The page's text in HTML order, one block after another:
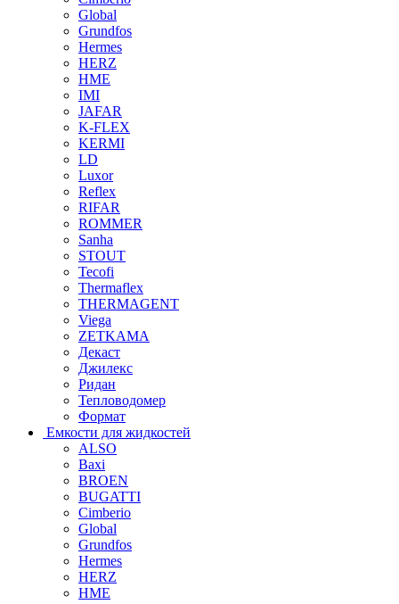
Global
Grundfos
Hermes
HERZ
HME
IMI
JAFAR
K-FLEX
KERMI
LD
Luxor
Reflex
RIFAR
ROMMER
Sanha
STOUT
Tecofi
Thermaflex
THERMAGENT
Viega
ZETKAMA
Декаст
Джилекс
Ридан
Тепловодомер
Формат
Емкости для жидкостей
ALSO
Baxi
BROEN
BUGATTI
Cimberio
Global
Grundfos
Hermes
HERZ
HME